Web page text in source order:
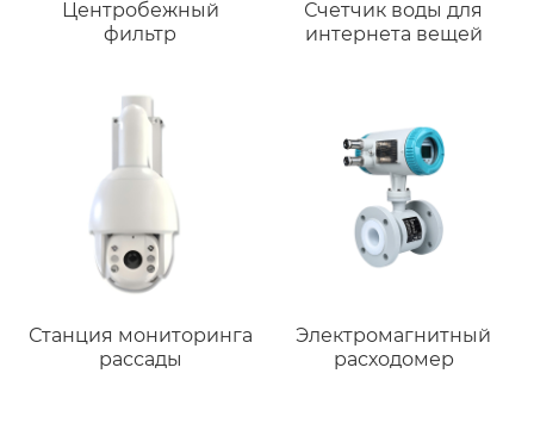
Центробежный
фильтр
Счетчик воды для
интернета вещей
Станция мониторинга
рассады
Электромагнитный
расходомер